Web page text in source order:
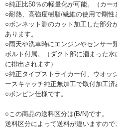
○純正比50％の軽量化が可能。（カー
○耐熱、高強度樹脂/繊維の使用で剛性
○ボンネット淵のカット加工した部分
あります。
○雨天や洗車時にエンジンやセンサー
ボルト付属。（ダクト部に溜まった
に排出されます）
○純正タイプストライカー付、ウオッ
ースキャッチ純正無加工で取付加工済
○ボンピン仕様です。
○この商品の送料区分は(B/N)です。
送料区分によって送料が違いますの